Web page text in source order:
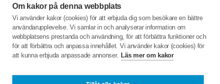
Om kakor på denna webbplats
Vi använder kakor (cookies) för att erbjuda dig som besökare en bättre
användarupplevelse. Vi samlar in och analyserar information om
webbplatsens prestanda och användning, för att förbättra funktioner och
för att förbättra och anpassa innehållet. Vi använder kakor (cookies) för
att kunna erbjuda anpassade annonser. Läs mer om kakor
Förmåner
Nyheter
C/o:Titti Nilsson